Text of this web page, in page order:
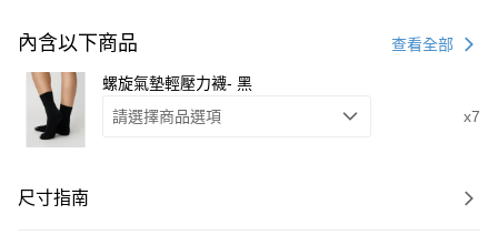
內含以下商品 查看全部
螺旋氣墊輕壓力襪- 黑
請選擇商品選項
x7
尺寸指南